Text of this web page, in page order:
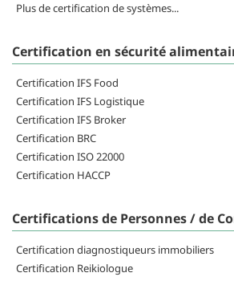
Plus de certification de systèmes...
Certification en sécurité
Certification IFS Food
Certification IFS Logistique
Certification IFS Broker
Certification BRC
Certification ISO 22000
Certification HACCP
Certifications de Personnes / de
Certification diagnostiqueurs immobiliers
Certification Reikiologue